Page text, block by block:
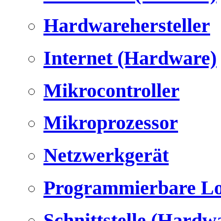
Hardwarehersteller
Internet (Hardware)
Mikrocontroller
Mikroprozessor
Netzwerkgerät
Programmierbare